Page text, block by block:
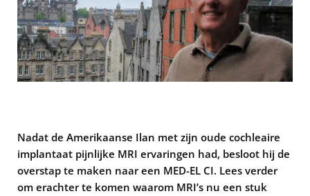
Nadat de Amerikaanse Ilan met zijn oude cochleaire
implantaat pijnlijke MRI ervaringen had, besloot hij de
overstap te maken naar een MED-EL CI. Lees verder
om erachter te komen waarom MRI’s nu een stuk